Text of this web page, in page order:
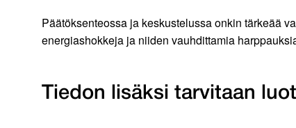
Päätöksenteossa ja keskustelussa onkin tärkeää
energiashokkeja ja niiden vauhdittamia
Tiedon lisäksi tarvitaan